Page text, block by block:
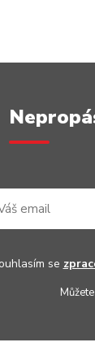
se